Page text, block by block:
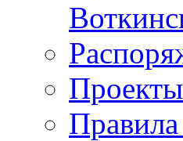
Правила